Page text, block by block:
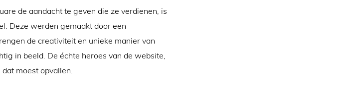
de aandacht te geven die ze verdienen, is
Deze werden gemaakt door een
de creativiteit en unieke manier van
in beeld. De échte heroes van de website,
moest opvallen.